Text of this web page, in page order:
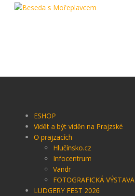
ESHOP
Vidět a být viděn na Prajzské
O prajzacích
Hlučínsko.cz
Infocentrum
Vandr
FOTOGRAFICKÁ VÝSTAVA
LUDGERY FEST 2026